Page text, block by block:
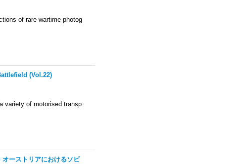
of rare wartime photog
(Vol.22)
variety of motorised transp
ーストリアにおけるソビ